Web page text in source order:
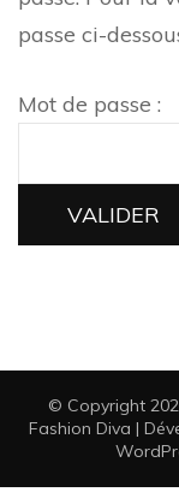
passe ci-
Mot de passe :
© Copyright
Fashion Diva |